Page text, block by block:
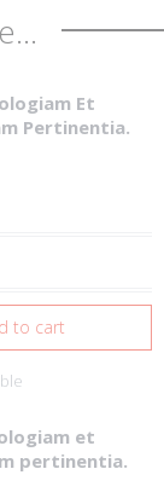
Et
Pertinentia.
to cart
et
pertinentia.